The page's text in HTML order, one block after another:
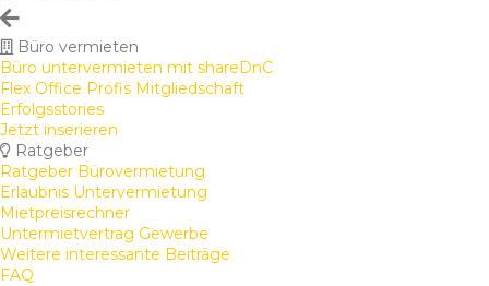
Büro vermieten
Büro untervermieten mit shareDnC
Flex Office Profis Mitgliedschaft
Erfolgsstories
Jetzt inserieren
Ratgeber
Ratgeber Bürovermietung
Erlaubnis Untervermietung
Mietpreisrechner
Untermietvertrag Gewerbe
Weitere interessante Beiträge
FAQ